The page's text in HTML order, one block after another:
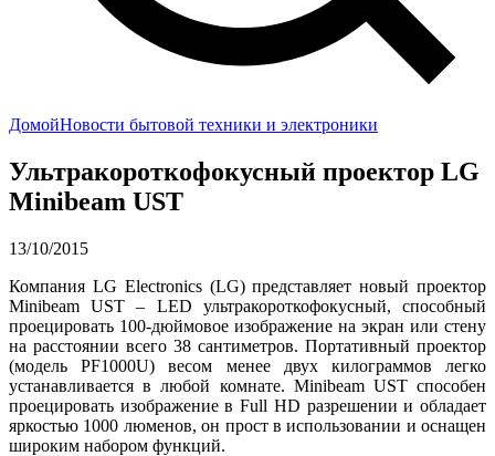
ДомойНовости бытовой техники и электроники
Ультракороткофокусный проектор LG
Minibeam UST
13/10/2015
Компания LG Electronics (LG) представляет новый проектор
Minibeam UST – LED ультракороткофокусный, способный
проецировать 100-дюймовое изображение на экран или стену
на расстоянии всего 38 сантиметров. Портативный проектор
(модель PF1000U) весом менее двух килограммов легко
устанавливается в любой комнате. Minibeam UST способен
проецировать изображение в Full HD разрешении и обладает
яркостью 1000 люменов, он прост в использовании и оснащен
широким набором функций.